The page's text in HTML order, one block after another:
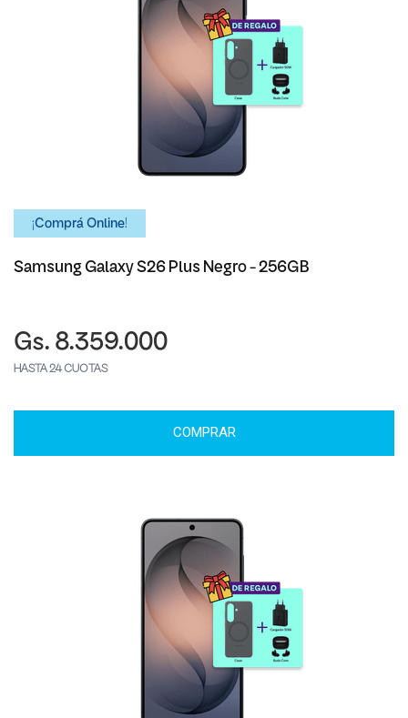
¡Comprá Online!
Samsung Galaxy S26 Plus Negro - 256GB
Gs. 8.359.000
HASTA 24 CUOTAS
COMPRAR